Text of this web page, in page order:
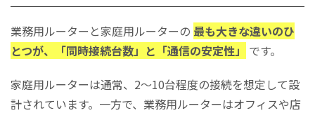
業務用ルーターと家庭用ルーターの 最も大きな違いのひ
とつが、「同時接続台数」と「通信の安定性」
です。
家庭用ルーターは通常、2〜10台程度の接続を想定して設
計されています。一方で、業務用ルーターはオフィスや店